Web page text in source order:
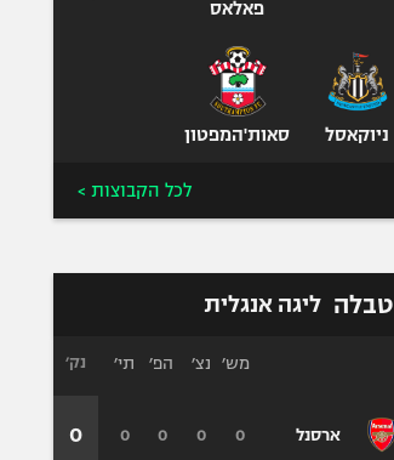
פאלאס
ניוקאסל סאות'המפטון
לכל הקבוצות >
טבלה ליגה אנגלית
ארסנל
מש׳ נצ׳ הפ׳ תי׳
0
0
0
0
נק׳
0